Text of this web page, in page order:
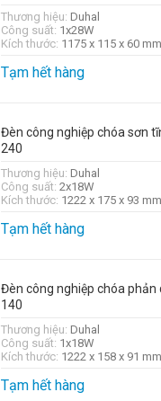
Thương hiệu: Duhal
Công suất: 1x28W
Kích thước: 1175 x 115 x 60 mm
Tạm hết hàng
Đèn công nghiệp chóa sơn
240
Thương hiệu: Duhal
Công suất: 2x18W
Kích thước: 1222 x 175 x 93 mm
Tạm hết hàng
Đèn công nghiệp chóa phản
140
Thương hiệu: Duhal
Công suất: 1x18W
Kích thước: 1222 x 158 x 91 mm
Tạm hết hàng